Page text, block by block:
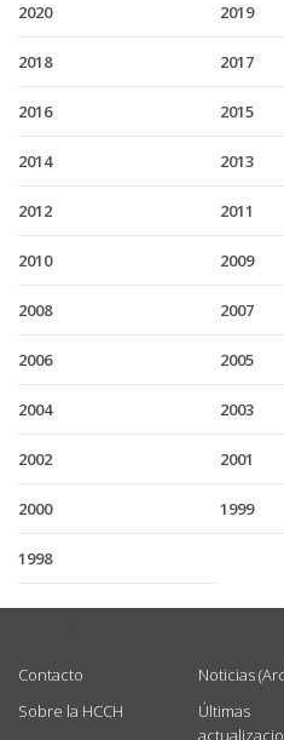
2020 2019
2018 2017
2016 2015
2014 2013
2012 2011
2010 2009
2008 2007
2006 2005
2004 2003
2002 2001
2000 1999
1998
Contacto
Sobre la HCCH
Noticias
Últimas